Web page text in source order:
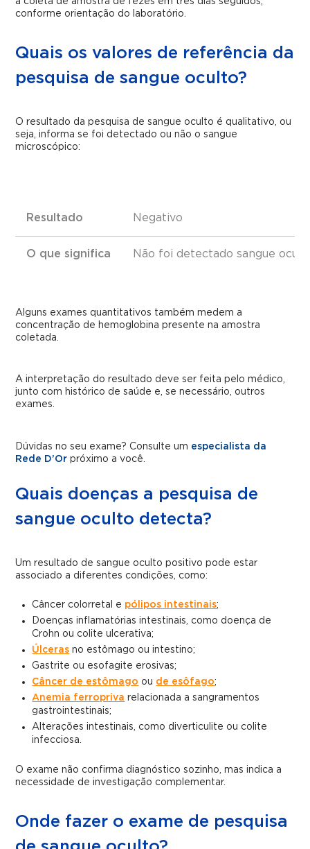
conforme orientação do laboratório.
Quais os valores de referência da
pesquisa de sangue oculto?
O resultado da pesquisa de sangue oculto é qualitativo, ou
seja, informa se foi detectado ou não o sangue
microscópico:
Resultado
O que significa
Negativo
Não foi detectado sangue
Alguns exames quantitativos também medem a
concentração de hemoglobina presente na amostra
coletada.
A interpretação do resultado deve ser feita pelo médico,
junto com histórico de saúde e, se necessário, outros
exames.
Dúvidas no seu exame? Consulte um especialista da
Rede D’Or próximo a você.
Quais doenças a pesquisa de
sangue oculto detecta?
Um resultado de sangue oculto positivo pode estar
associado a diferentes condições, como:
Câncer colorretal e pólipos intestinais;
Doenças inflamatórias intestinais, como doença de
Crohn ou colite ulcerativa;
Úlceras no estômago ou intestino;
Gastrite ou esofagite erosivas;
Câncer de estômago ou de esôfago;
Anemia ferropriva relacionada a sangramentos
gastrointestinais;
Alterações intestinais, como diverticulite ou colite
infecciosa.
O exame não confirma diagnóstico sozinho, mas indica a
necessidade de investigação complementar.
Onde fazer o exame de pesquisa